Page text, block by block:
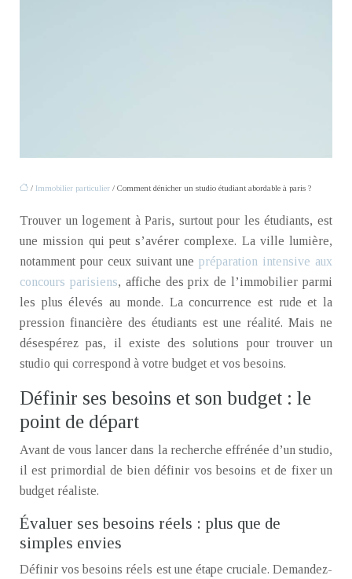
/ Immobilier particulier / Comment dénicher un studio étudiant abordable à paris ?
Trouver un logement à Paris, surtout pour les étudiants, est
une mission qui peut s’avérer complexe. La ville lumière,
notamment pour ceux suivant unepréparation intensive aux
concours parisiens, affiche des prix de l’immobilier parmi
les plus élevés au monde. La concurrence est rude et la
pression financière des étudiants est une réalité. Mais ne
désespérez pas, il existe des solutions pour trouver un
studio qui correspond à votre budget et vos besoins.
Définir ses besoins et son budget : le
point de départ
Avant de vous lancer dans la recherche effrénée d’un studio,
il est primordial de bien définir vos besoins et de fixer un
budget réaliste.
Évaluer ses besoins réels : plus que de
simples envies
Définir vos besoins réels est une étape cruciale. Demandez-